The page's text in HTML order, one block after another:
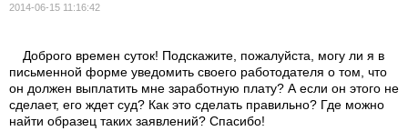
2014-06-15 11:16:42
Доброго времен суток! Подскажите, пожалуйста, могу ли я в
письменной форме уведомить своего работодателя о том, что
он должен выплатить мне заработную плату? А если он этого не
сделает, его ждет суд? Как это сделать правильно? Где можно
найти образец таких заявлений? Спасибо!